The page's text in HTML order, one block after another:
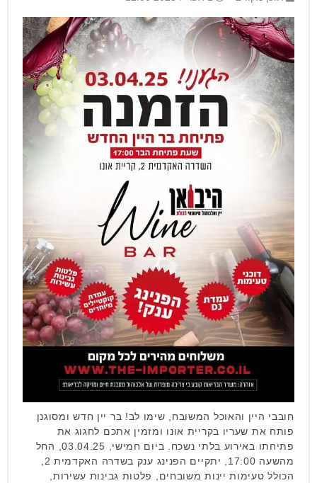
חובבי היין והאוכל המשובח, שימו לב! בר יין חדש ומסוגנן
פותח את שעריו בקריית אונו ומזמין אתכם לחגוג את
פתיחתו באירוע בלתי נשכח. ביום חמישי, 03.04.25, החל
מהשעה 17:00, יתקיים הפנינג ענק בשדרה האקדמית 2,
הכולל טעימות יינות משובחים, פלטות גבינות עשירות,